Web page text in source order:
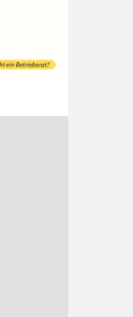
Instagramseite